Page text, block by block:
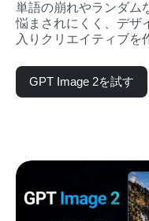
単語の崩れやランダム
悩まされにくく、デザ
入りクリエイティブを
GPT Image 2を試す